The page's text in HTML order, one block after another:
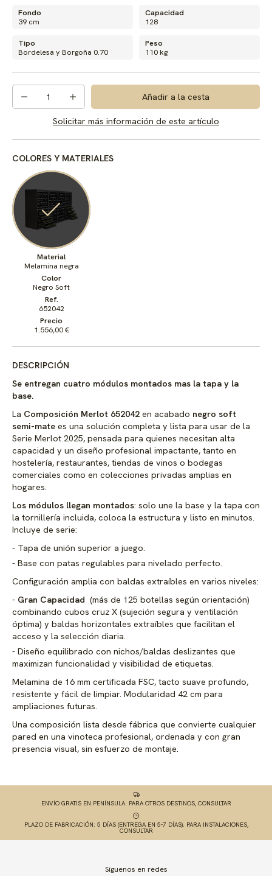
Fondo
39 cm
Capacidad
128
Tipo
Bordelesa y Borgoña 0.70
Peso
110 kg
1 Añadir a la cesta
Solicitar más información de este artículo
COLORES Y MATERIALES
Material
Melamina negra
Color
Negro Soft
Ref.
652042
Precio
1.556,00 €
DESCRIPCIÓN
Se entregan cuatro módulos montados mas la tapa y la
base.
La Composición Merlot 652042 en acabado negro soft
semi-mate es una solución completa y lista para usar de la
Serie Merlot 2025, pensada para quienes necesitan alta
capacidad y un diseño profesional impactante, tanto en
hostelería, restaurantes, tiendas de vinos o bodegas
comerciales como en colecciones privadas amplias en
hogares.
Los módulos llegan montados: solo une la base y la tapa con
la tornillería incluida, coloca la estructura y listo en minutos.
Incluye de serie:
Tapa de unión superior a juego.
Base con patas regulables para nivelado perfecto.
Configuración amplia con baldas extraíbles en varios niveles:
Gran Capacidad (más de 125 botellas según orientación)
combinando cubos cruz X (sujeción segura y ventilación
óptima) y baldas horizontales extraíbles que facilitan el
acceso y la selección diaria.
Diseño equilibrado con nichos/baldas deslizantes que
maximizan funcionalidad y visibilidad de etiquetas.
Melamina de 16 mm certificada FSC, tacto suave profundo,
resistente y fácil de limpiar. Modularidad 42 cm para
ampliaciones futuras.
Una composición lista desde fábrica que convierte cualquier
pared en una vinoteca profesional, ordenada y con gran
presencia visual, sin esfuerzo de montaje.
ENVÍO GRATIS EN PENÍNSULA. PARA OTROS DESTINOS, CONSULTAR
PLAZO DE FABRICACIÓN: 5 DÍAS (ENTREGA EN 5-7 DÍAS). PARA INSTALACIONES,
CONSULTAR
Síguenos en redes